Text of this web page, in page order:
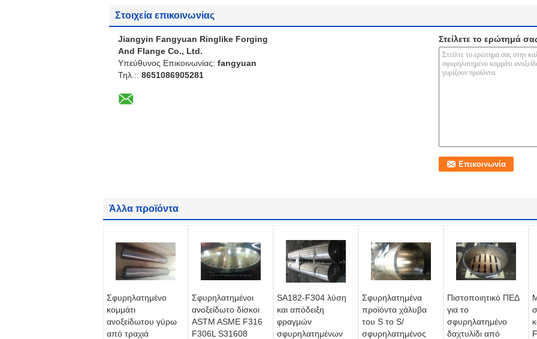
Στοιχεία επικοινωνίας
Jiangyin Fangyuan Ringlike Forging
And Flange Co., Ltd.
Υπεύθυνος Επικοινωνίας: fangyuan
Τηλ.:: 8651086905281
Στείλετε το ερώτημά
Άλλα προϊόντα
Σφυρηλατημένο
κομμάτι
ανοξείδωτου γύρω
από τραχιά
Σφυρηλατημένοι
ανοξείδωτο δίσκοι
ASTM ASME F316
F306L S31608
SA182-F304 λύση
και απόδειξη
φραγμών
σφυρηλατημένων
Σφυρηλατημένα
προϊόντα χάλυβα
του S το S/
σφυρηλατημένος
Πιστοποιητικό ΠΕΔ
για το
σφυρηλατημένο
δαχτυλίδι από